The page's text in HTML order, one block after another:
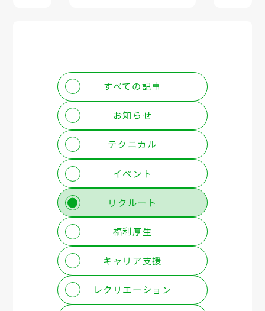
すべての記事
お知らせ
テクニカル
イベント
リクルート
福利厚生
キャリア支援
レクリエーション